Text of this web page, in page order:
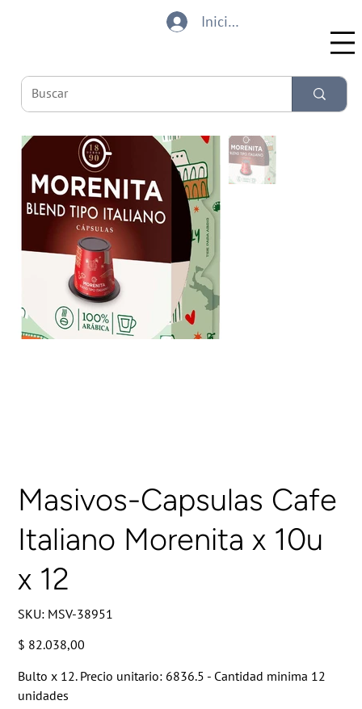
Iniciar sesión
Masivos-Capsulas Cafe
Italiano Morenita x 10u
x 12
SKU: SKU
MSV-
MSV-38951
Precio
$ 82.038,00
Bulto x 12. Precio unitario: 6836.5 - Cantidad minima 12
unidades